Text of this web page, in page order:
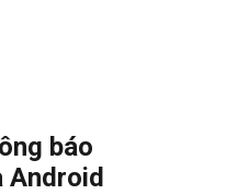
báo
Android